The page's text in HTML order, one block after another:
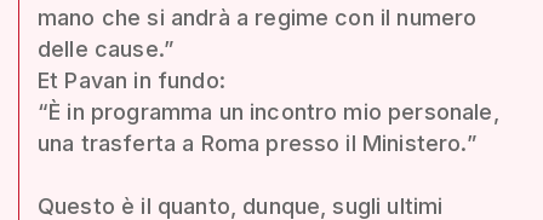
mano che si andrà a regime con il numero
delle cause.”
Et Pavan in fundo:
“È in programma un incontro mio personale,
una trasferta a Roma presso il Ministero.”
Questo è il quanto, dunque, sugli ultimi